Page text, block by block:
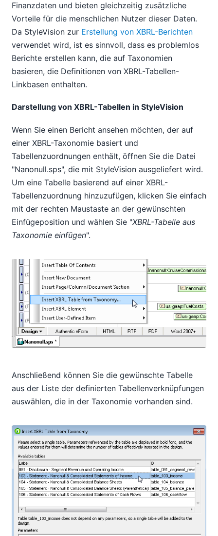
Finanzdaten und bieten gleichzeitig zusätzliche
Vorteile für die menschlichen Nutzer dieser Daten.
Da StyleVision zur Erstellung von XBRL-Berichten
verwendet wird, ist es sinnvoll, dass es problemlos
Berichte erstellen kann, die auf Taxonomien
basieren, die Definitionen von XBRL-Tabellen-
Linkbasen enthalten.
Darstellung von XBRL-Tabellen in StyleVision
Wenn Sie einen Bericht ansehen möchten, der auf
einer XBRL-Taxonomie basiert und
Tabellenzuordnungen enthält, öffnen Sie die Datei
"Nanonull.sps", die mit StyleVision ausgeliefert wird.
Um eine Tabelle basierend auf einer XBRL-
Tabellenzuordnung hinzuzufügen, klicken Sie einfach
mit der rechten Maustaste an der gewünschten
Einfügeposition und wählen Sie "XBRL-Tabelle aus
Taxonomie einfügen".
Anschließend können Sie die gewünschte Tabelle
aus der Liste der definierten Tabellenverknüpfungen
auswählen, die in der Taxonomie vorhanden sind.